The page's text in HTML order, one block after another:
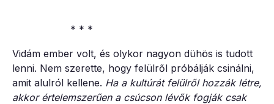
* * *
Vidám ember volt, és olykor nagyon dühös is tudott
lenni. Nem szerette, hogy felülről próbálják csinálni,
amit alulról kellene. Ha a kultúrát felülről hozzák létre,
akkor értelemszerűen a csúcson lévők fogják csak